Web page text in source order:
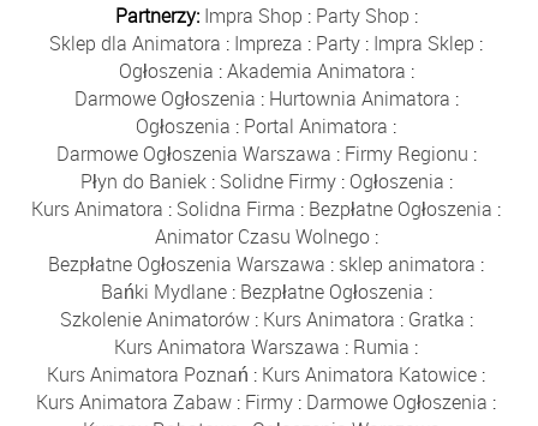
Partnerzy: Impra Shop : Party Shop :
Sklep dla Animatora : Impreza : Party : Impra Sklep :
Ogłoszenia :Akademia Animatora :
Darmowe Ogłoszenia : Hurtownia Animatora :
Ogłoszenia : Portal Animatora :
Darmowe Ogłoszenia Warszawa : Firmy Regionu :
Płyn do Baniek: Solidne Firmy: Ogłoszenia :
Kurs Animatora : Solidna Firma : Bezpłatne Ogłoszenia :
Animator Czasu Wolnego:
Bezpłatne Ogłoszenia Warszawa : sklep animatora :
Bańki Mydlane: Bezpłatne Ogłoszenia :
Szkolenie Animatorów: Kurs Animatora : Gratka :
Kurs Animatora Warszawa : Rumia :
Kurs Animatora Poznań : Kurs Animatora Katowice :
Kurs Animatora Zabaw : Firmy : Darmowe Ogłoszenia :